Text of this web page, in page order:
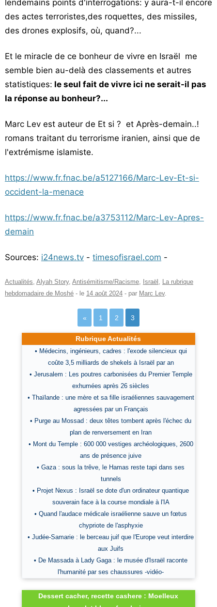
lendemains points d'interrogations: y aura-t-il encore
des actes terroristes,des roquettes, des missiles,
des drones explosifs, où, quand?...
Et le miracle de ce bonheur de vivre en Israël me
semble bien au-delà des classements et autres
statistiques: le seul fait de vivre ici ne serait-il pas
la réponse au bonheur?...
Marc Lev est auteur de Et si ? et Après-demain..!
romans traitant du terrorisme iranien, ainsi que de
l'extrémisme islamiste.
https://www.fr.fnac.be/a5127166/Marc-Lev-Et-si-
occident-la-menace
https://www.fr.fnac.be/a3753112/Marc-Lev-Apres-
demain
Sources: i24news.tv - timesofisrael.com -
Actualités, Alyah Story, Antisémitisme/Racisme, Israël , La rubrique
hebdomadaire de Moshé - le 14 août 2024 - par Marc Lev.
« 1 2 3
Rubrique Actualités
• Médecins, ingénieurs, cadres : l'exode silencieux qui
coûte 3,5 milliards de shekels à Israël par an
• Jerusalem : Les poutres carbonisées du Premier Temple
exhumées après 26 siècles
• Thaïlande : une mère et sa fille israéliennes sauvagement
agressées par un Français
• Purge au Mossad : deux têtes tombent après l'échec du
plan de renversement en Iran
• Mont du Temple : 600 000 vestiges archéologiques, 2600
ans de présence juive
• Gaza : sous la trêve, le Hamas reste tapi dans ses
tunnels
• Projet Nexus : Israël se dote d'un ordinateur quantique
souverain face à la course mondiale à l'IA
• Quand l'audace médicale israélienne sauve un fœtus
chypriote de l'asphyxie
• Judée-Samarie : le berceau juif que l'Europe veut interdire
aux Juifs
• De Massada à Lady Gaga : le musée d'Israël raconte
l'humanité par ses chaussures -vidéo-
Dessert cacher, recette cashere : Moelleux